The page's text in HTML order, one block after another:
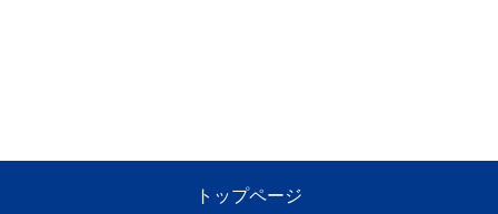
トップページ